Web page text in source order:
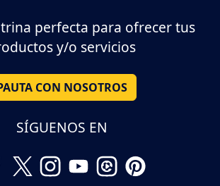
perfecta para ofrecer tus
y/o servicios
CON NOSOTROS
SÍGUENOS EN